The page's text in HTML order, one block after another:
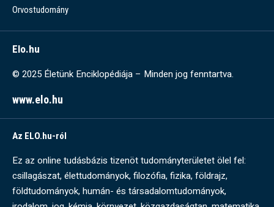
Orvostudomány
Elo.hu
© 2025 Életünk Enciklopédiája – Minden jog fenntartva.
www.elo.hu
Az ELO.hu-ról
Ez az online tudásbázis tizenöt tudományterületet ölel fel:
csillagászat, élettudományok, filozófia, fizika, földrajz,
földtudományok, humán- és társadalomtudományok,